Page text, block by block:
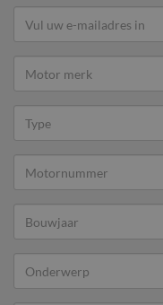
mail
Motor
merk
Type
Motornummer
Bouwjaar
Onderwerp